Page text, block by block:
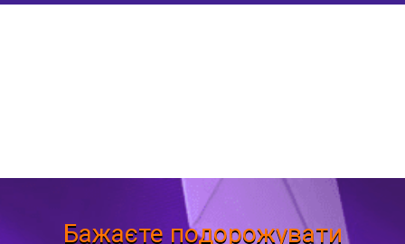
Бажаєте подорожувати